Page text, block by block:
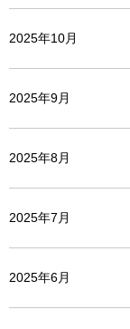
2025年10月
2025年9月
2025年8月
2025年7月
2025年6月